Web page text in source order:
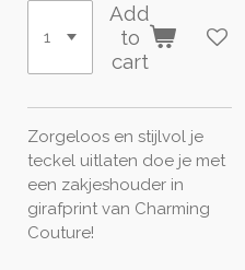
Add
to
cart
Zorgeloos en stijlvol je
teckel uitlaten doe je met
een zakjeshouder in
girafprint van Charming
Couture!